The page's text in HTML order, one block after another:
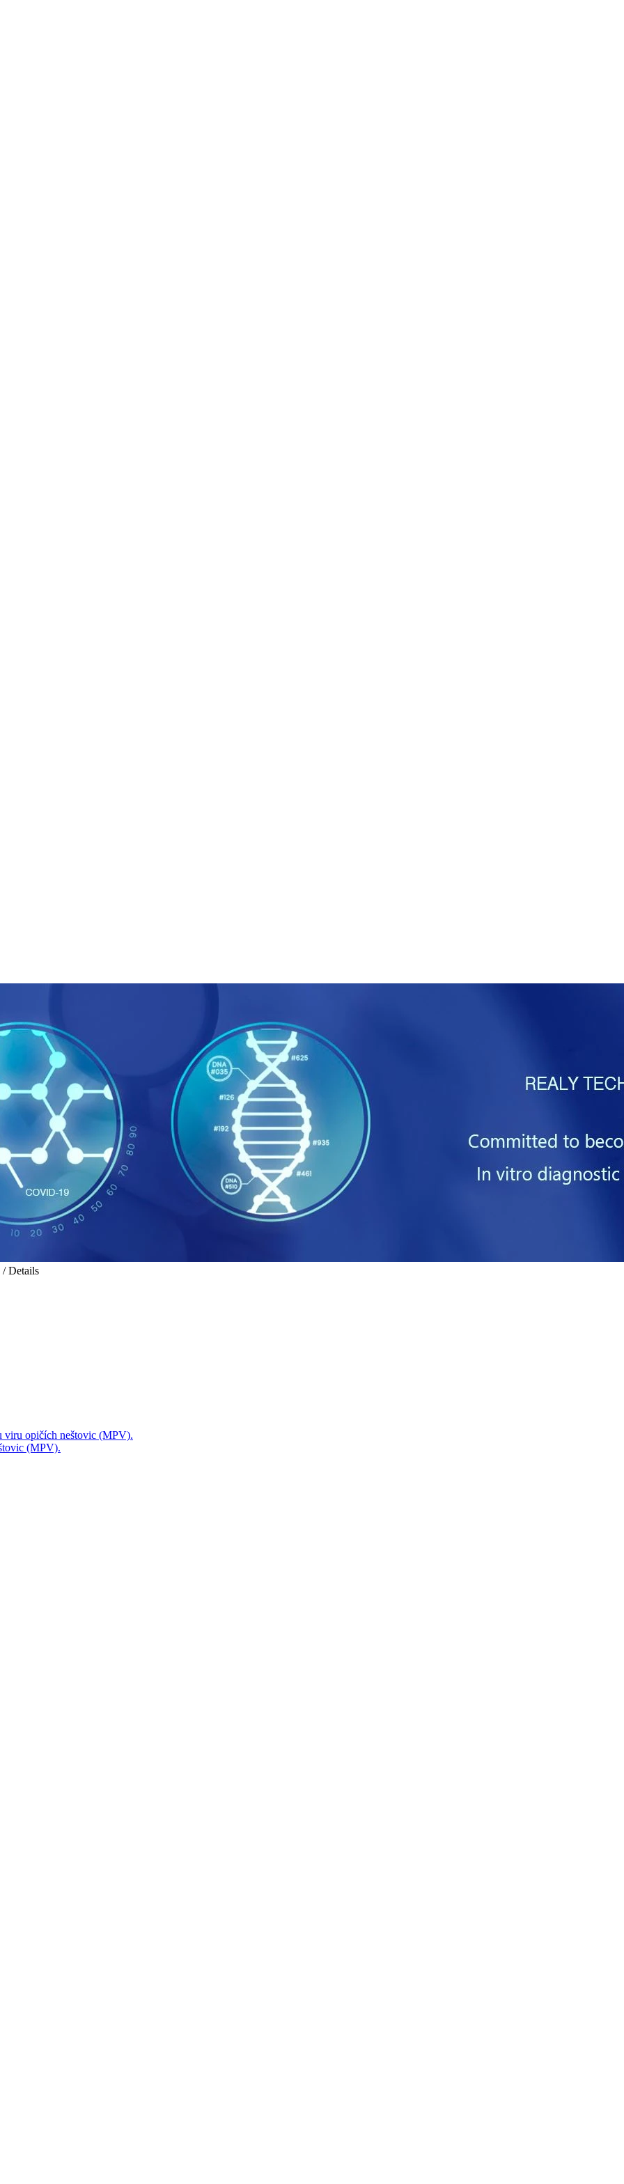
/ Details
viru opičích neštovic (MPV).
(MPV).